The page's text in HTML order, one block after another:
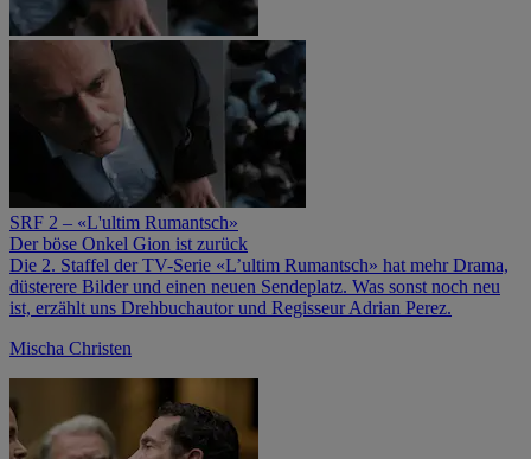
SRF 2 – «L'ultim Rumantsch»
Der böse Onkel Gion ist zurück
Die 2. Staffel der TV-Serie «L’ultim Rumantsch» hat mehr Drama,
düsterere Bilder und einen neuen Sendeplatz. Was sonst noch neu
ist, erzählt uns Drehbuchautor und Regisseur Adrian Perez.
Mischa Christen